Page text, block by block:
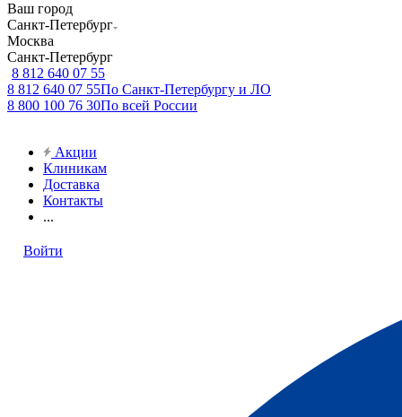
Ваш город
Санкт-Петербург
Москва
Санкт-Петербург
8 812 640 07 55
8 812 640 07 55По Санкт-Петербургу и ЛО
8 800 100 76 30По всей России
Акции
Клиникам
Доставка
Контакты
...
Войти